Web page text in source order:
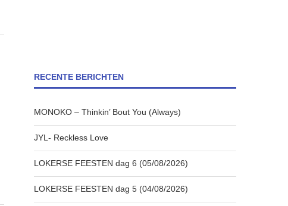
RECENTE BERICHTEN
MONOKO – Thinkin’ Bout You (Always)
JYL- Reckless Love
LOKERSE FEESTEN dag 6 (05/08/2026)
LOKERSE FEESTEN dag 5 (04/08/2026)